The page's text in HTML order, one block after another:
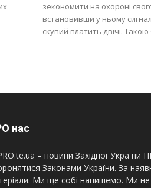
зекономити на охороні
встановивши у ньому
скупий платить двічі. Такою
нас
– новини Західної
Законами України. За
Ми ще собі напишемо. Ми не